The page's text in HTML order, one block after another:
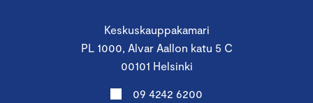
Keskuskauppakamari
PL 1000, Alvar Aallon katu 5 C
00101 Helsinki
09 4242 6200